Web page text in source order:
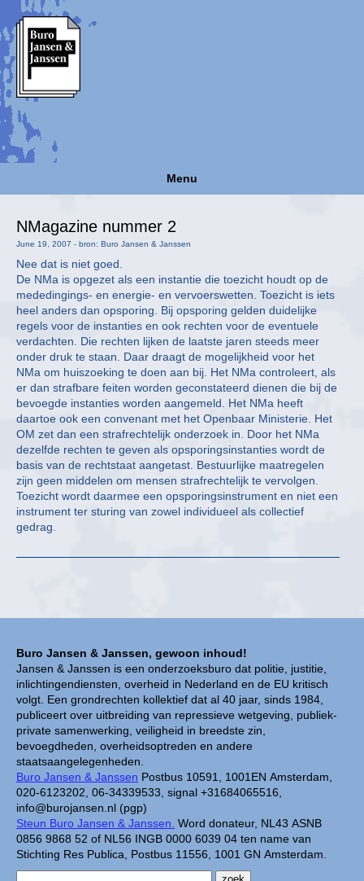
Menu
Buro Jansen & Janssen, gewoon inhoud!
Jansen & Janssen is een onderzoeksburo dat politie, justitie,
inlichtingendiensten, overheid in Nederland en de EU kritisch
volgt. Een grondrechten kollektief dat al 40 jaar, sinds 1984,
publiceert over uitbreiding van repressieve wetgeving, publiek-
private samenwerking, veiligheid in breedste zin,
bevoegdheden, overheidsoptreden en andere
staatsaangelegenheden.
Buro Jansen & Janssen Postbus 10591, 1001EN Amsterdam,
020-6123202, 06-34339533, signal +31684065516,
info@burojansen.nl (pgp)
Steun Buro Jansen & Janssen. Word donateur, NL43 ASNB
0856 9868 52 of NL56 INGB 0000 6039 04 ten name van
Stichting Res Publica, Postbus 11556, 1001 GN Amsterdam.
NMagazine nummer 2
June 19, 2007 - bron: Buro Jansen & Janssen
Nee dat is niet goed.
De NMa is opgezet als een instantie die toezicht houdt op de
mededingings- en energie- en vervoerswetten. Toezicht is iets
heel anders dan opsporing. Bij opsporing gelden duidelijke
regels voor de instanties en ook rechten voor de eventuele
verdachten. Die rechten lijken de laatste jaren steeds meer
onder druk te staan. Daar draagt de mogelijkheid voor het
NMa om huiszoeking te doen aan bij. Het NMa controleert, als
er dan strafbare feiten worden geconstateerd dienen die bij de
bevoegde instanties worden aangemeld. Het NMa heeft
daartoe ook een convenant met het Openbaar Ministerie. Het
OM zet dan een strafrechtelijk onderzoek in. Door het NMa
dezelfde rechten te geven als opsporingsinstanties wordt de
basis van de rechtstaat aangetast. Bestuurlijke maatregelen
zijn geen middelen om mensen strafrechtelijk te vervolgen.
Toezicht wordt daarmee een opsporingsinstrument en niet een
instrument ter sturing van zowel individueel als collectief
gedrag.